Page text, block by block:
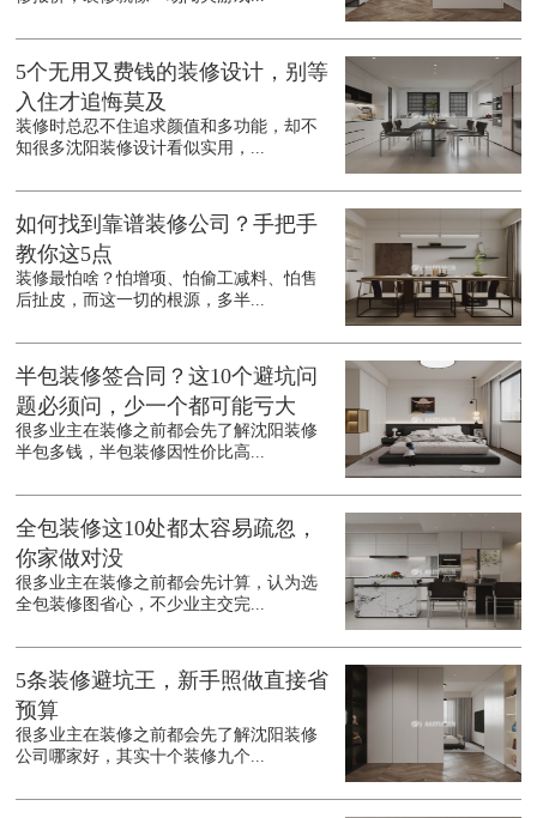
5个无用又费钱的装修设计，别等
入住才追悔莫及
装修时总忍不住追求颜值和多功能，却不
知很多沈阳装修设计看似实用，...
如何找到靠谱装修公司？手把手
教你这5点
装修最怕啥？怕增项、怕偷工减料、怕售
后扯皮，而这一切的根源，多半...
半包装修签合同？这10个避坑问
题必须问，少一个都可能亏大
很多业主在装修之前都会先了解沈阳装修
半包多钱，半包装修因性价比高...
全包装修这10处都太容易疏忽，
你家做对没
很多业主在装修之前都会先计算，认为选
全包装修图省心，不少业主交完...
5条装修避坑王，新手照做直接省
预算
很多业主在装修之前都会先了解沈阳装修
公司哪家好，其实十个装修九个...